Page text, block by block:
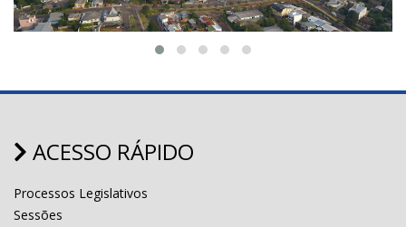
ACESSO RÁPIDO
Processos Legislativos
Sessões